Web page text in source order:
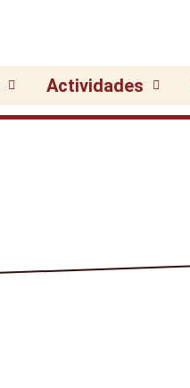
Actividades